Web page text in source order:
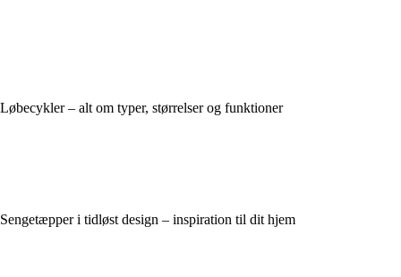
Løbecykler – alt om typer, størrelser og funktioner
Sengetæpper i tidløst design – inspiration til dit hjem